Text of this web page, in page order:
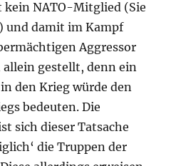
kein NATO-Mitglied (Sie
und damit im Kampf
Aggressor
allein gestellt, denn ein
den Krieg würde den
bedeuten. Die
sich dieser Tatsache
die Truppen der